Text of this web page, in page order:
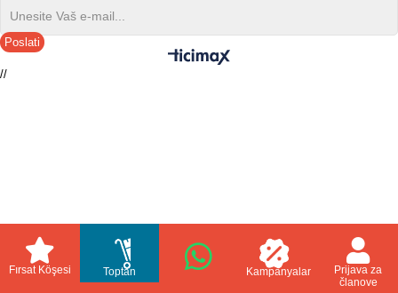
Poslati
//
Fırsat Köşesi Toptan Kampanyalar
Prijava za
članove